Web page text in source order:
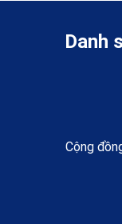
Danh
Cộng